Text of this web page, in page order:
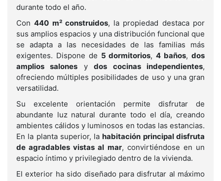
durante todo el año.
Con440 m² construidos, la propiedad destaca por
sus amplios espacios y una distribución funcional que
se adapta a las necesidades de las familias más
exigentes. Dispone de 5 dormitorios,4 baños,dos
amplios salones ydos cocinas independientes,
ofreciendo múltiples posibilidades de uso y una gran
versatilidad.
Su excelente orientación permite disfrutar de
abundante luz natural durante todo el día, creando
ambientes cálidos y luminosos en todas las estancias.
En la planta superior, la habitación principal disfruta
de agradables vistas al mar, convirtiéndose en un
espacio íntimo y privilegiado dentro de la vivienda.
El exterior ha sido diseñado para disfrutar al máximo